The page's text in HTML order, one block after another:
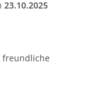
23.10.2025
freundliche